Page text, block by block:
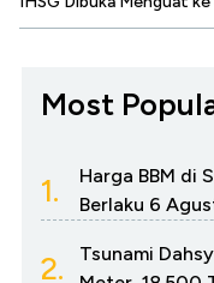
Most
1.
Harga BBM di
Berlaku 6
2.
Tsunami